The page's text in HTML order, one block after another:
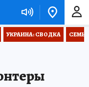
УКРАИНА: СВОДКА